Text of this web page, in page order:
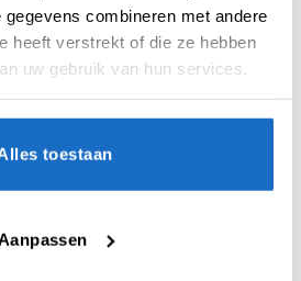
combineren met andere
heeft verstrekt of die ze hebben
uw gebruik van hun services.
toestaan
Aanpassen
heeft een ultra-dun
slechts 0,4 mm dik met een
Zelfs als je hem met je
en buitengewone